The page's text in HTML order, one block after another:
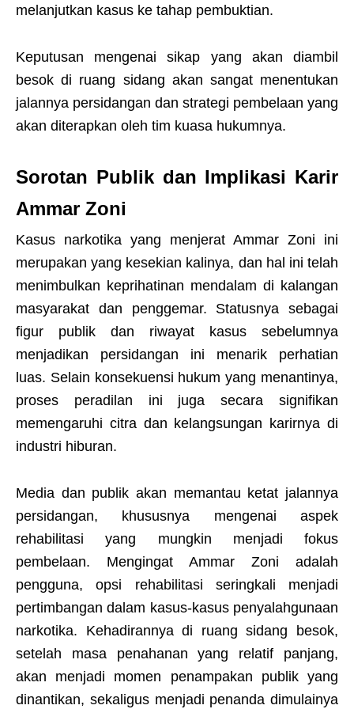
melanjutkan kasus ke tahap pembuktian.
Keputusan mengenai sikap yang akan diambil
besok di ruang sidang akan sangat menentukan
jalannya persidangan dan strategi pembelaan yang
akan diterapkan oleh tim kuasa hukumnya.
Sorotan Publik dan Implikasi Karir
Ammar Zoni
Kasus narkotika yang menjerat Ammar Zoni ini
merupakan yang kesekian kalinya, dan hal ini telah
menimbulkan keprihatinan mendalam di kalangan
masyarakat dan penggemar. Statusnya sebagai
figur publik dan riwayat kasus sebelumnya
menjadikan persidangan ini menarik perhatian
luas. Selain konsekuensi hukum yang menantinya,
proses peradilan ini juga secara signifikan
memengaruhi citra dan kelangsungan karirnya di
industri hiburan.
Media dan publik akan memantau ketat jalannya
persidangan, khususnya mengenai aspek
rehabilitasi yang mungkin menjadi fokus
pembelaan. Mengingat Ammar Zoni adalah
pengguna, opsi rehabilitasi seringkali menjadi
pertimbangan dalam kasus-kasus penyalahgunaan
narkotika. Kehadirannya di ruang sidang besok,
setelah masa penahanan yang relatif panjang,
akan menjadi momen penampakan publik yang
dinantikan, sekaligus menjadi penanda dimulainya